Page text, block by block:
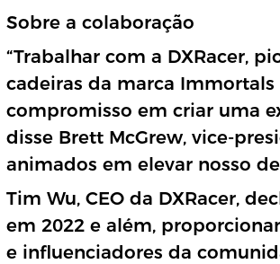
Sobre a colaboração
“Trabalhar com a DXRacer,
cadeiras da marca
compromisso em criar uma
disse Brett McGrew, vice-
animados em elevar nosso
Tim Wu, CEO da DXRacer,
em 2022 e além,
e influenciadores da